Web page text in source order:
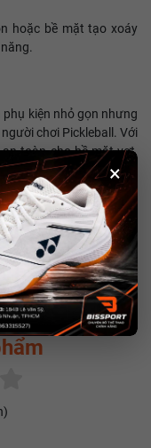
×
hoặc bề mặt tạo xoáy
phụ kiện nhỏ gọn nhưng
chơi Pickleball. Với
toàn cho bề mặt vợt,
vệ mặt vợt và mang lại
sử dụng.
cho mọi trận đấu cùng
Chia sẻ: